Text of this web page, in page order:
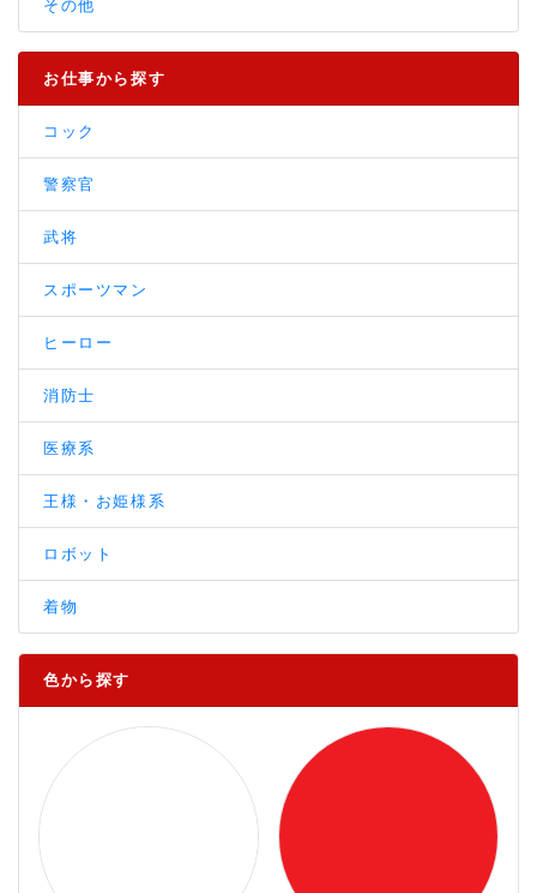
その他
お仕事から探す
コック
警察官
武将
スポーツマン
ヒーロー
消防士
医療系
王様・お姫様系
ロボット
着物
色から探す